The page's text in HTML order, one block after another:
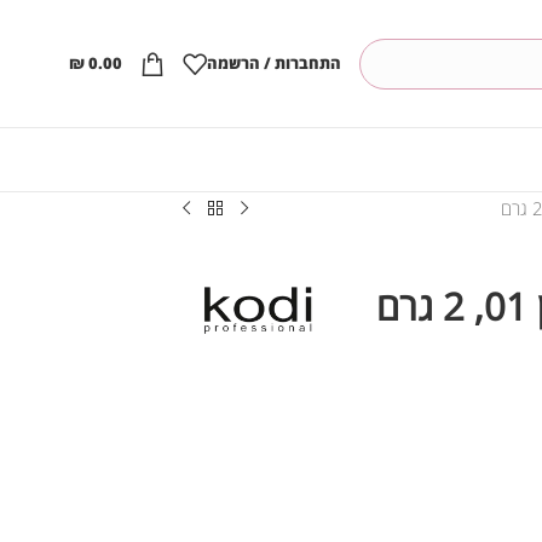
התחברות / הרשמה ₪0.00